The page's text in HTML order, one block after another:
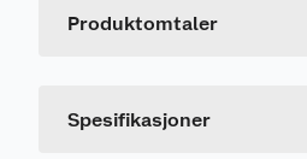
• Bredde utvendig: 12 cm
Produktomtaler
Spesifikasjoner
Leverandørens